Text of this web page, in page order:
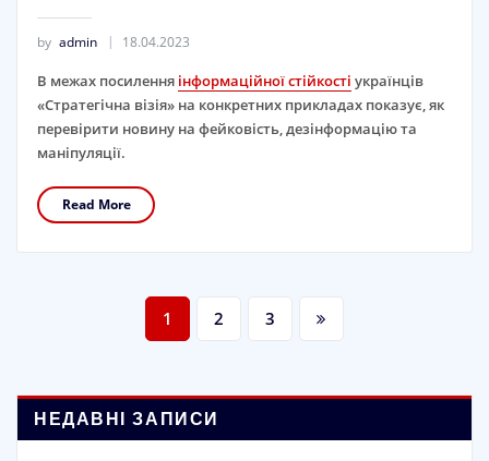
by admin 18.04.2023
В межах посилення інформаційної стійкості українців
«Стратегічна візія» на конкретних прикладах показує, як
перевірити новину на фейковість, дезінформацію та
маніпуляції.
Read More
Пагінація
1 2 3
НЕДАВНІ ЗАПИСИ